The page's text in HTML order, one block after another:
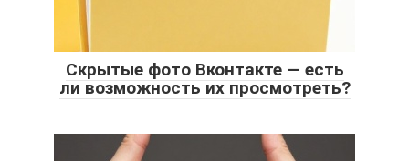
Скрытые фото Вконтакте — есть
ли возможность их просмотреть?